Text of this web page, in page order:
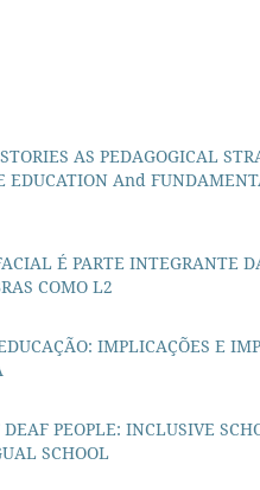
AS PEDAGOGICAL
EDUCATION And
É PARTE INTEGRANTE
COMO L2
IMPLICAÇÕES E
PEOPLE: INCLUSIVE
SCHOOL